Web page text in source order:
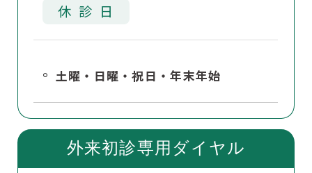
休 診 日
土曜・日曜・祝日・年末年始
外来初診専用ダイヤル